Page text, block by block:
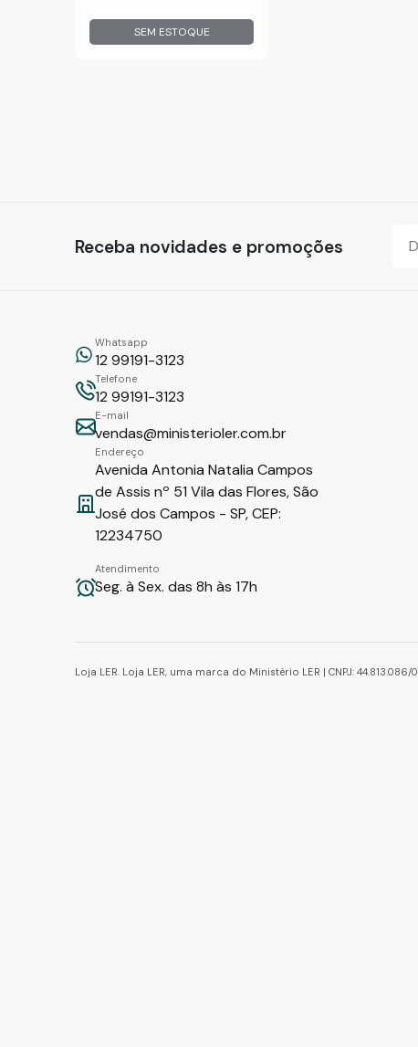
SEM ESTOQUE
Receba novidades e promoções
Whatsapp
12 99191-3123
Telefone
12 99191-3123
E-mail
vendas@ministerioler.com.br
Endereço
Avenida Antonia Natalia Campos
de Assis nº 51 Vila das Flores, São
José dos Campos - SP, CEP:
12234750
Atendimento
Seg. à Sex. das 8h às 17h
Loja LER. Loja LER, uma marca do Ministério LER | CNPJ: